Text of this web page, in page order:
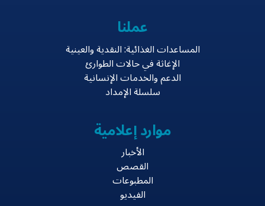
عملنا
المساعدات الغذائية: النقدية والعينية
الإغاثة في حالات الطوارئ
الدعم والخدمات الإنسانية
سلسلة الإمداد
موارد إعلامية
الأخبار
القصص
المطبوعات
الفيديو